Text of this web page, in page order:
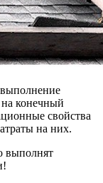
конечный
свойства
на них.
выполнят